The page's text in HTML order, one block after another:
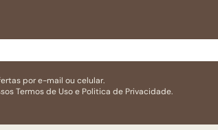
por e-mail ou celular.
Termos de Usoe Politica de Privacidade.